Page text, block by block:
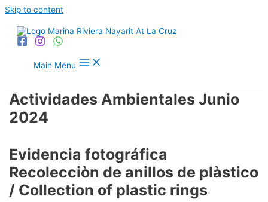
Skip to content
Main Menu
Actividades Ambientales Junio
2024
Evidencia fotográfica
Recolecciòn de anillos de plàstico
/ Collection of plastic rings